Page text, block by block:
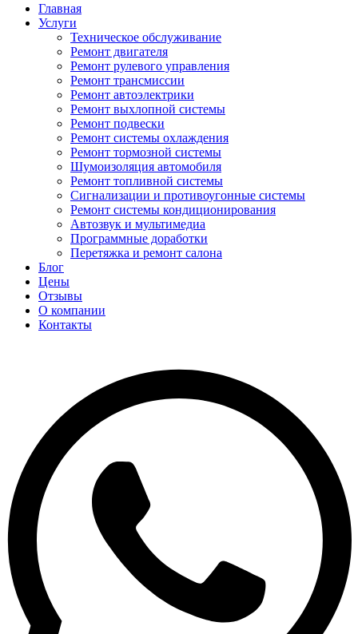
Главная
Услуги
Техническое обслуживание
Ремонт двигателя
Ремонт рулевого управления
Ремонт трансмиссии
Ремонт автоэлектрики
Ремонт выхлопной системы
Ремонт подвески
Ремонт системы охлаждения
Ремонт тормозной системы
Шумоизоляция автомобиля
Ремонт топливной системы
Сигнализации и противоугонные системы
Ремонт системы кондиционирования
Автозвук и мультимедиа
Программные доработки
Перетяжка и ремонт салона
Блог
Цены
Отзывы
О компании
Контакты